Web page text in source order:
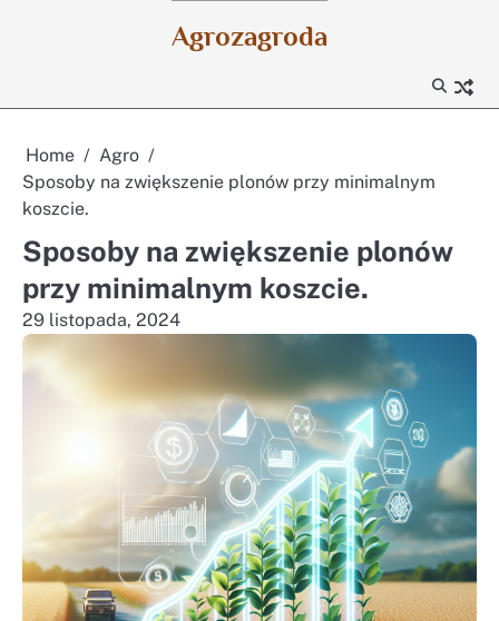
Agrozagroda
Home
Agro
Sposoby na zwiększenie plonów przy minimalnym
koszcie.
Sposoby na zwiększenie plonów
przy minimalnym koszcie.
29 listopada, 2024